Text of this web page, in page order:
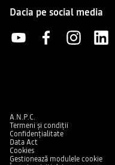
Dacia pe social media
A.N.P.C.
Termeni și condiții
Confidențialitate
Data Act
Cookies
Gestionează modulele cookie